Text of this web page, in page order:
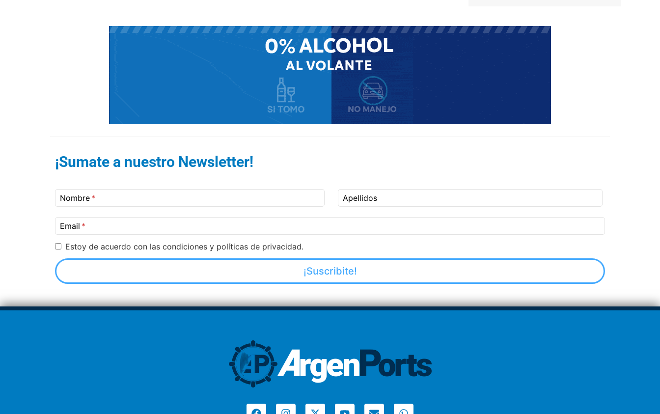
¡Sumate a nuestro Newsletter!
Nombre Apellidos
Email
Estoy de acuerdo con las condiciones y políticas de privacidad.